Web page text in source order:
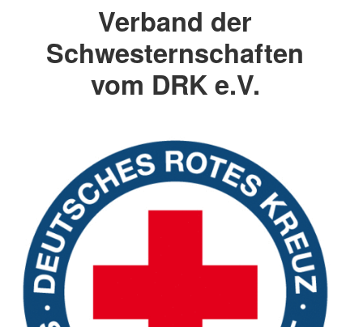
Verband der
Schwesternschaften
vom DRK e.V.